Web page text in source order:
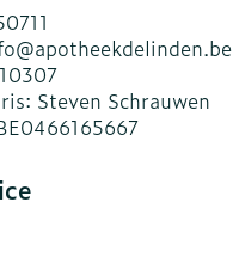
apotheekdelinden.be
Steven Schrauwen